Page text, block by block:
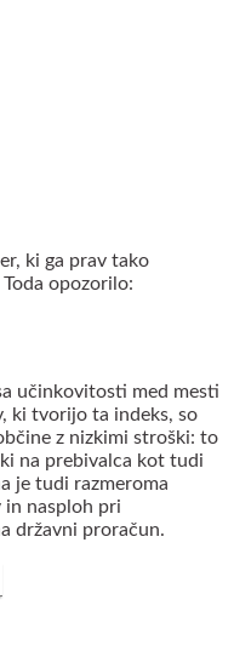
ki ga prav tako
opozorilo:
učinkovitosti med mesti
ki tvorijo ta indeks, so
z nizkimi stroški: to
na prebivalca kot tudi
je tudi razmeroma
in nasploh pri
državni proračun.